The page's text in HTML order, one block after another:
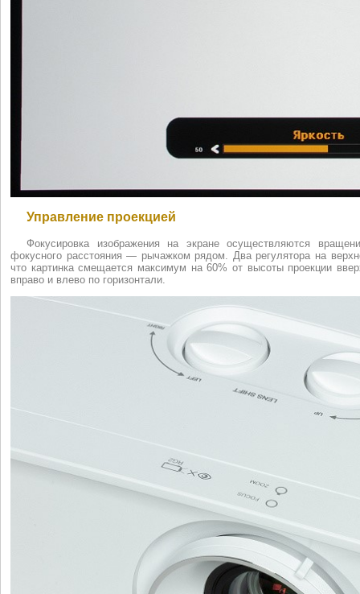
Управление проекцией
Фокусировка изображения на экране осуществляются
фокусного расстояния — рычажком рядом. Два регулятора на
что картинка смещается максимум на 60% от высоты проекции
вправо и влево по горизонтали.